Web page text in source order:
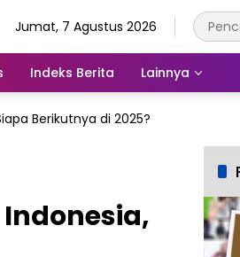
Jumat, 7 Agustus 2026
Indeks Berita Lainnya
Berikutnya di 2025?
Indonesia,